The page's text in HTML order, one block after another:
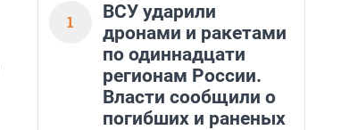
1
ВСУ ударили
дронами и ракетами
по одиннадцати
регионам России.
Власти сообщили о
погибших и раненых